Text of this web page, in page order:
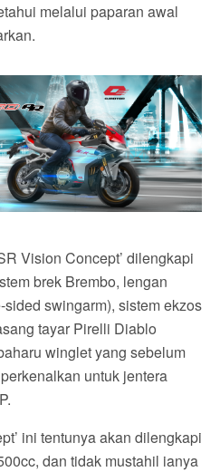
melalui paparan awal
Vision Concept’ dilengkapi
brek Brembo, lengan
swingarm), sistem ekzos
tayar Pirelli Diablo
winglet yang sebelum
untuk jentera
ini tentunya akan dilengkapi
dan tidak mustahil ianya